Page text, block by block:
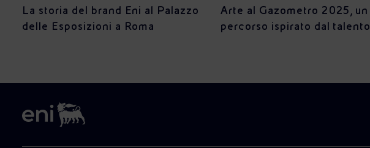
La storia del brand Eni al Palazzo
delle Esposizioni a Roma
Arte al Gazometro 2025, un
percorso ispirato dal talento